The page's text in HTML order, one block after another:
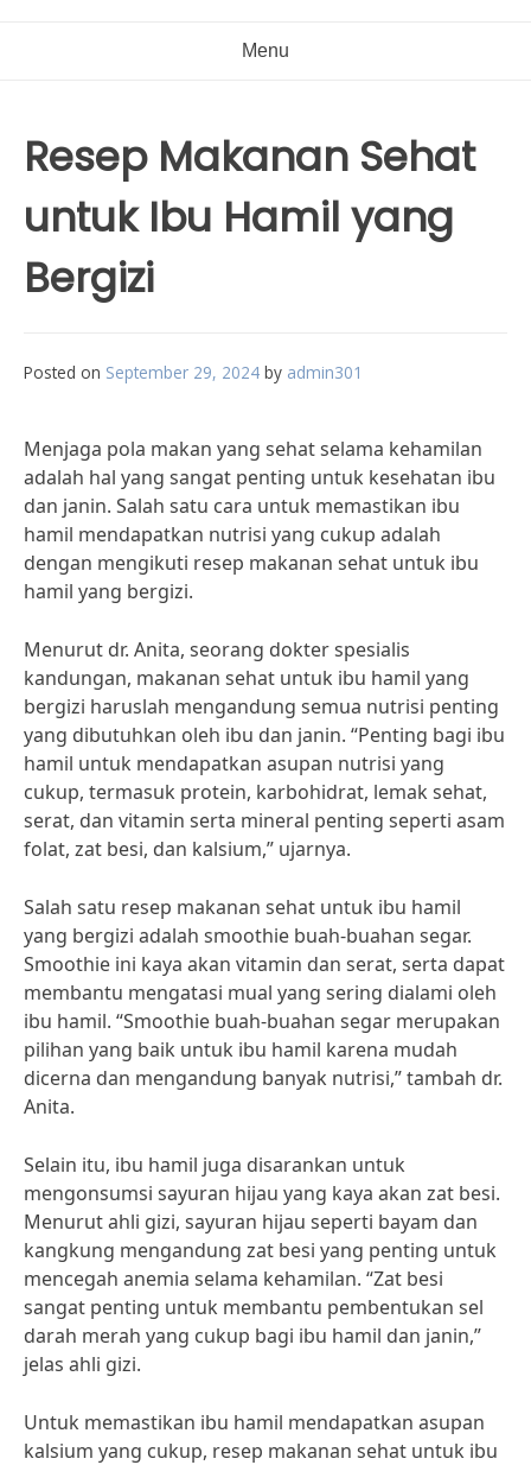
Menu
Resep Makanan Sehat
untuk Ibu Hamil yang
Bergizi
Posted on September 29, 2024 by admin301
Menjaga pola makan yang sehat selama kehamilan
adalah hal yang sangat penting untuk kesehatan ibu
dan janin. Salah satu cara untuk memastikan ibu
hamil mendapatkan nutrisi yang cukup adalah
dengan mengikuti resep makanan sehat untuk ibu
hamil yang bergizi.
Menurut dr. Anita, seorang dokter spesialis
kandungan, makanan sehat untuk ibu hamil yang
bergizi haruslah mengandung semua nutrisi penting
yang dibutuhkan oleh ibu dan janin. “Penting bagi ibu
hamil untuk mendapatkan asupan nutrisi yang
cukup, termasuk protein, karbohidrat, lemak sehat,
serat, dan vitamin serta mineral penting seperti asam
folat, zat besi, dan kalsium,” ujarnya.
Salah satu resep makanan sehat untuk ibu hamil
yang bergizi adalah smoothie buah-buahan segar.
Smoothie ini kaya akan vitamin dan serat, serta dapat
membantu mengatasi mual yang sering dialami oleh
ibu hamil. “Smoothie buah-buahan segar merupakan
pilihan yang baik untuk ibu hamil karena mudah
dicerna dan mengandung banyak nutrisi,” tambah dr.
Anita.
Selain itu, ibu hamil juga disarankan untuk
mengonsumsi sayuran hijau yang kaya akan zat besi.
Menurut ahli gizi, sayuran hijau seperti bayam dan
kangkung mengandung zat besi yang penting untuk
mencegah anemia selama kehamilan. “Zat besi
sangat penting untuk membantu pembentukan sel
darah merah yang cukup bagi ibu hamil dan janin,”
jelas ahli gizi.
Untuk memastikan ibu hamil mendapatkan asupan
kalsium yang cukup, resep makanan sehat untuk ibu